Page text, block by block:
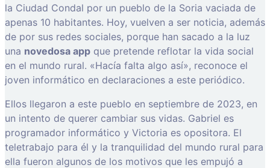
la Ciudad Condal por un pueblo de la Soria vaciada de
apenas 10 habitantes. Hoy, vuelven a ser noticia, además
de por sus redes sociales, porque han sacado a la luz
una novedosa app que pretende reflotar la vida social
en el mundo rural. «Hacía falta algo así», reconoce el
joven informático en declaraciones a este periódico.
Ellos llegaron a este pueblo en septiembre de 2023, en
un intento de querer cambiar sus vidas. Gabriel es
programador informático y Victoria es opositora. El
teletrabajo para él y la tranquilidad del mundo rural para
ella fueron algunos de los motivos que les empujó a